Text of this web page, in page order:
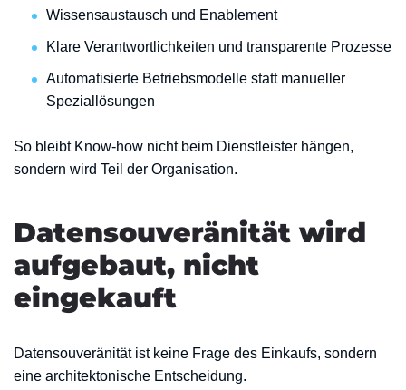
Wissensaustausch und Enablement
Klare Verantwortlichkeiten und transparente Prozesse
Automatisierte Betriebsmodelle statt manueller
Speziallösungen
So bleibt Know-how nicht beim Dienstleister hängen,
sondern wird Teil der Organisation.
Datensouveränität wird
aufgebaut, nicht
eingekauft
Datensouveränität ist keine Frage des Einkaufs, sondern
eine architektonische Entscheidung.